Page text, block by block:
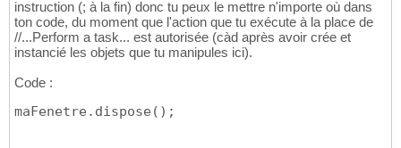
instruction (; à la fin) donc tu peux le mettre n'importe où dans
ton code, du moment que l'action que tu exécute à la place de
//...Perform a task... est autorisée (càd après avoir crée et
instancié les objets que tu manipules ici).
Code :
maFenetre.dispose ( ) ;